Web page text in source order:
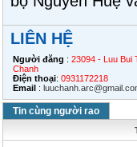
LIÊN HỆ
Người đăng : 23094 - Luu Bui
Chanh
Điện thoại: 0931172218
Email :
Tin cùng người rao